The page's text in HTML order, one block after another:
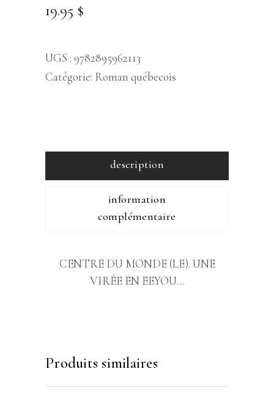
19.95 $
UGS : 9782895962113
Catégorie: Roman québecois
description
information
complémentaire
CENTRE DU MONDE (LE). UNE
VIRÉE EN EEYOU…
Produits similaires